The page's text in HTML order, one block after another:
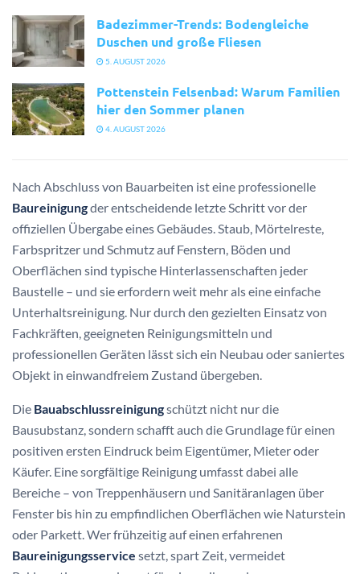
Badezimmer-Trends: Bodengleiche
Duschen und große Fliesen
5. AUGUST 2026
Pottenstein Felsenbad: Warum Familien
hier den Sommer planen
4. AUGUST 2026
Nach Abschluss von Bauarbeiten ist eine professionelle
Baureinigungder entscheidende letzte Schritt vor der
offiziellen Übergabe eines Gebäudes. Staub, Mörtelreste,
Farb­spritzer und Schmutz auf Fenstern, Böden und
Oberflächen sind typische Hinterlassenschaften jeder
Baustelle – und sie erfordern weit mehr als eine einfache
Unterhaltsreinigung. Nur durch den gezielten Einsatz von
Fachkräften, geeigneten Reinigungsmitteln und
professionellen Geräten lässt sich ein Neubau oder saniertes
Objekt in einwandfreiem Zustand übergeben.
Die Bauabschlussreinigungschützt nicht nur die
Bausubstanz, sondern schafft auch die Grundlage für einen
positiven ersten Eindruck beim Eigentümer, Mieter oder
Käufer. Eine sorgfältige Reinigung umfasst dabei alle
Bereiche – von Treppenhäusern und Sanitäranlagen über
Fenster bis hin zu empfindlichen Oberflächen wie Naturstein
oder Parkett. Wer frühzeitig auf einen erfahrenen
Baureinigungsservice setzt, spart Zeit, vermeidet